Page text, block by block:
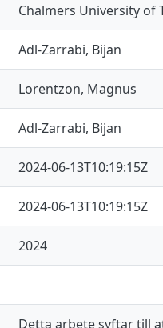
Chalmers University of
Adl-Zarrabi, Bijan
Lorentzon, Magnus
Adl-Zarrabi, Bijan
2024-06-13T10:19:15Z
2024-06-13T10:19:15Z
2024
Detta arbete syftar till